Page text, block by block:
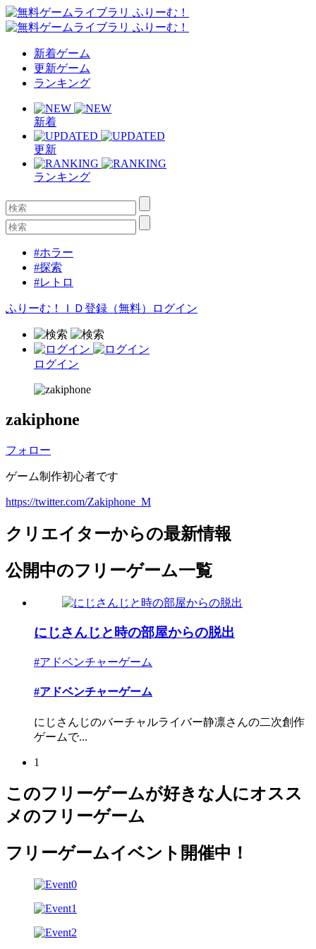
新着ゲーム
更新ゲーム
ランキング
新着
更新
ランキング
#ホラー
#探索
#レトロ
ふりーむ！ＩＤ登録（無料） ログイン
ログイン
zakiphone
フォロー
ゲーム制作初心者です
https://twitter.com/Zakiphone_M
クリエイターからの最新情報
公開中のフリーゲーム一覧
にじさんじと時の部屋からの脱出
#アドベンチャーゲーム
#アドベンチャーゲーム
にじさんじのバーチャルライバー静凛さんの二次創作
ゲームで...
1
このフリーゲームが好きな人にオスス
メのフリーゲーム
フリーゲームイベント開催中！